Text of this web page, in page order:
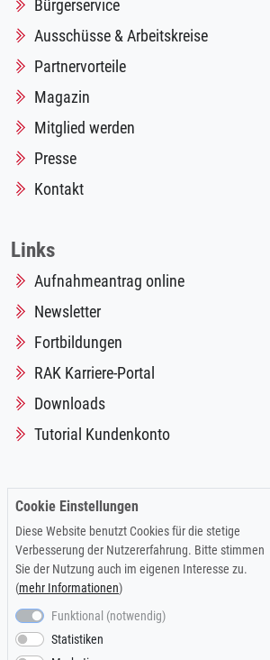
Bürgerservice
Ausschüsse & Arbeitskreise
Partnervorteile
Magazin
Mitglied werden
Presse
Kontakt
Links
Aufnahmeantrag online
Newsletter
Fortbildungen
RAK Karriere-Portal
Downloads
Tutorial Kundenkonto
Impressum |Datenschutzerklärung
Cookie Einstellungen
Diese Website benutzt Cookies für die stetige
Verbesserung der Nutzererfahrung. Bitte stimmen
Sie der Nutzung auch im eigenen Interesse zu.
(mehr Informationen)
Funktional (notwendig)
Statistiken